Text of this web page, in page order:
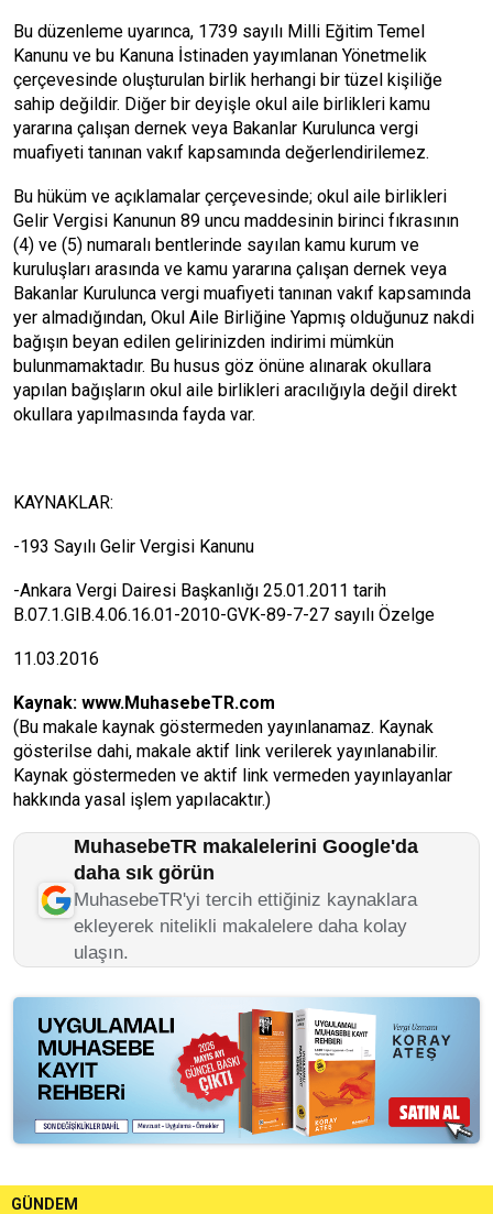
Bu düzenleme uyarınca, 1739 sayılı Milli Eğitim Temel
Kanunu ve bu Kanuna İstinaden yayımlanan Yönetmelik
çerçevesinde oluşturulan birlik herhangi bir tüzel kişiliğe
sahip değildir. Diğer bir deyişle okul aile birlikleri kamu
yararına çalışan dernek veya Bakanlar Kurulunca vergi
muafiyeti tanınan vakıf kapsamında değerlendirilemez.
Bu hüküm ve açıklamalar çerçevesinde; okul aile birlikleri
Gelir Vergisi Kanunun 89 uncu maddesinin birinci fıkrasının
(4) ve (5) numaralı bentlerinde sayılan kamu kurum ve
kuruluşları arasında ve kamu yararına çalışan dernek veya
Bakanlar Kurulunca vergi muafiyeti tanınan vakıf kapsamında
yer almadığından, Okul Aile Birliğine Yapmış olduğunuz nakdi
bağışın beyan edilen gelirinizden indirimi mümkün
bulunmamaktadır. Bu husus göz önüne alınarak okullara
yapılan bağışların okul aile birlikleri aracılığıyla değil direkt
okullara yapılmasında fayda var.
KAYNAKLAR:
-193 Sayılı Gelir Vergisi Kanunu
-Ankara Vergi Dairesi Başkanlığı 25.01.2011 tarih
B.07.1.GIB.4.06.16.01-2010-GVK-89-7-27 sayılı Özelge
11.03.2016
Kaynak: www.MuhasebeTR.com
(Bu makale kaynak göstermeden yayınlanamaz. Kaynak
gösterilse dahi, makale aktif link verilerek yayınlanabilir.
Kaynak göstermeden ve aktif link vermeden yayınlayanlar
hakkında yasal işlem yapılacaktır.)
MuhasebeTR makalelerini Google'da
daha sık görün
MuhasebeTR'yi tercih ettiğiniz kaynaklara
ekleyerek nitelikli makalelere daha kolay
ulaşın.
GÜNDEM